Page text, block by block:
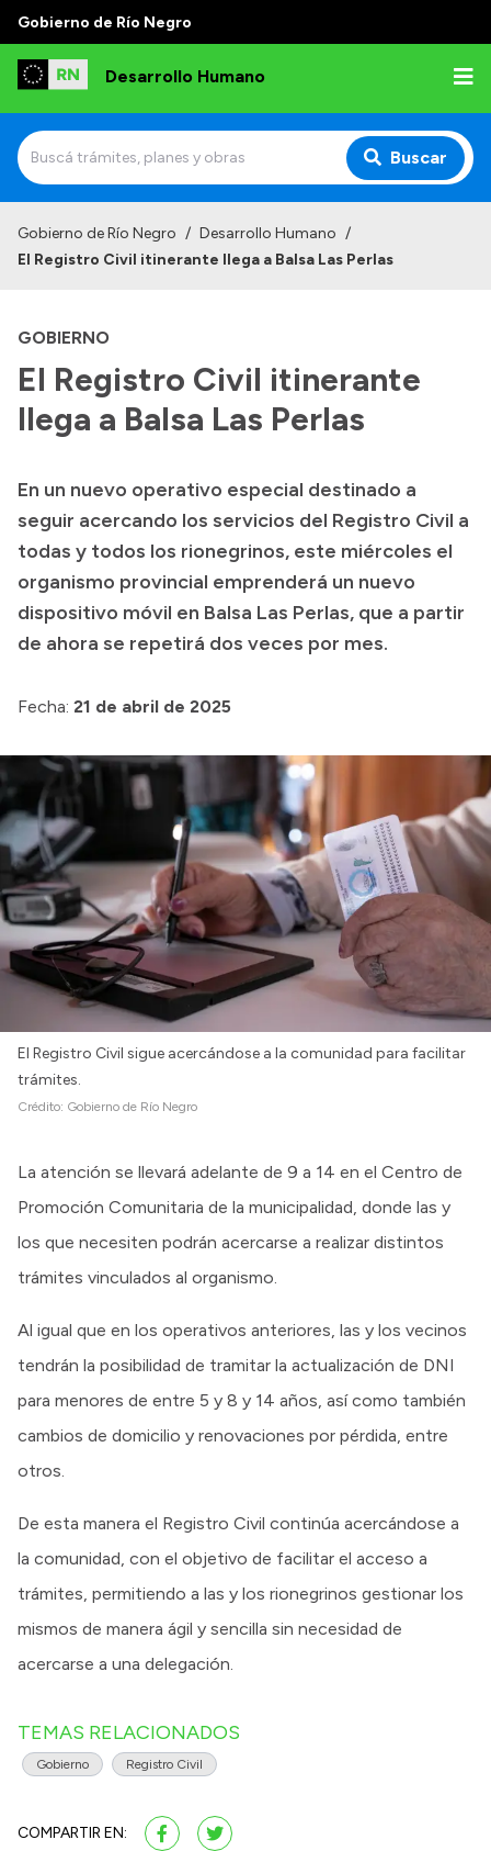
Gobierno de Río Negro
Desarrollo Humano
Buscar
Delegaciones
Normativa
Transparencia
Presupuesto
Boletín Oficial
Compras y licitaciones
Consulta de pago a proveedores
Intranet
Login
Gobierno de Río Negro / Desarrollo Humano /
El Registro Civil itinerante llega a Balsa Las Perlas
GOBIERNO
El Registro Civil itinerante
llega a Balsa Las Perlas
En un nuevo operativo especial destinado a
seguir acercando los servicios del Registro Civil a
todas y todos los rionegrinos, este miércoles el
organismo provincial emprenderá un nuevo
dispositivo móvil en Balsa Las Perlas, que a partir
de ahora se repetirá dos veces por mes.
Fecha: 21 de abril de 2025
El Registro Civil sigue acercándose a la comunidad para facilitar
trámites.
Crédito: Gobierno de Río Negro
La atención se llevará adelante de 9 a 14 en el Centro de
Promoción Comunitaria de la municipalidad, donde las y
los que necesiten podrán acercarse a realizar distintos
trámites vinculados al organismo.
Al igual que en los operativos anteriores, las y los vecinos
tendrán la posibilidad de tramitar la actualización de DNI
para menores de entre 5 y 8 y 14 años, así como también
cambios de domicilio y renovaciones por pérdida, entre
otros.
De esta manera el Registro Civil continúa acercándose a
la comunidad, con el objetivo de facilitar el acceso a
trámites, permitiendo a las y los rionegrinos gestionar los
mismos de manera ágil y sencilla sin necesidad de
acercarse a una delegación.
TEMAS RELACIONADOS
Gobierno Registro Civil
COMPARTIR EN: